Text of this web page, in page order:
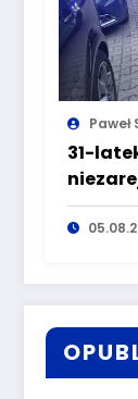
Paweł
31-